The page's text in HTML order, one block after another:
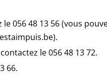
056 48 13 56 (vous
le 056 48 13 72.
66.